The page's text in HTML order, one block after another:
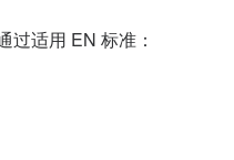
过适用 EN 标准：